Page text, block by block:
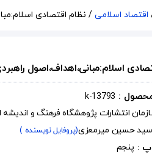
اقتصاد اسلامی / نظام اقتصادی
اسلام:مبانی،اهداف،اصول
:
k-13793
انتشارات پژوهشگاه فرهنگ و اندیشه
سید حسین میرمعزی(پروفایل نویسنده )
: پنجم